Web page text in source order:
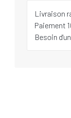
Livraison
Paiement
Besoin